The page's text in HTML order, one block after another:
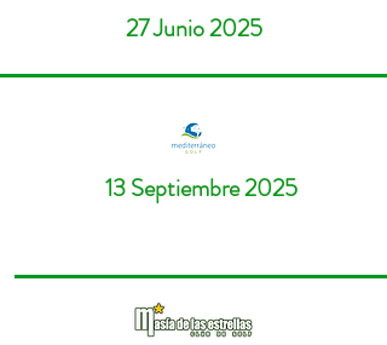
27 Junio 2025
13 Septiembre 2025